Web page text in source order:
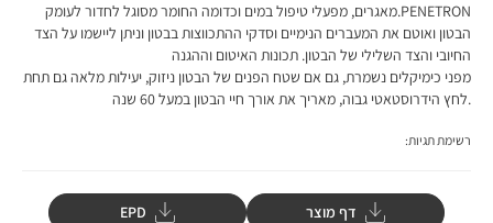
PENETRON.מאגרים, מפעלי טיפול במים וכדומה החומר מסוגל לחדור לעומק
הבטון ואוטם את המעברים הנימיים וסדקי ההתכווצות בבטון וניתן ליישמו על הצד
החיובי והצד השלילי של הבטון. תכונות האיטום וההגנה
מפני כימיקלים נשמרת, גם אם שטח הפנים של הבטון ניזוק, יעילות מלאה גם תחת
.לחץ הידרוסטאטי גבוה, מאריך את אורך חיי הבטון במעל 60 שנה
רשימת תגיות:
דף מוצר EPD